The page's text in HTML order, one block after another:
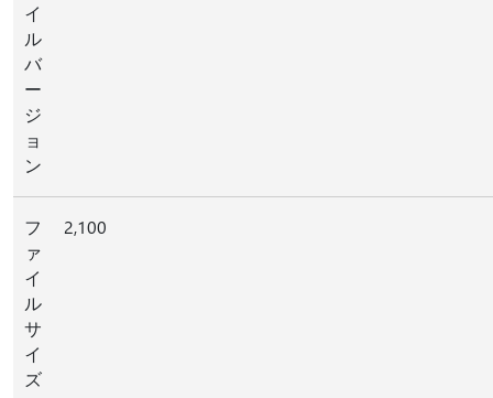
イ
ル
バ
ー
ジ
ョ
ン
フ
ァ
イ
ル
サ
イ
ズ
2,100